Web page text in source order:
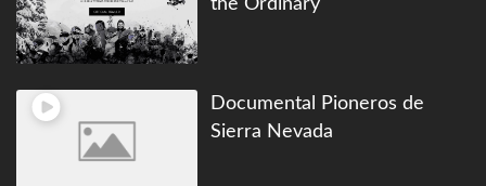
the Ordinary
Documental Pioneros de
Sierra Nevada